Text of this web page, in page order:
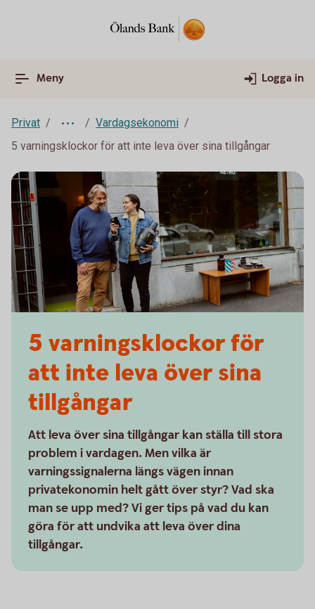
Meny Logga in
Privat
Vardagsekonomi
5 varningsklockor för att inte leva över sina tillgångar
5 varnings­klockor för
att inte leva över sina
tillgångar
Att leva över sina tillgångar kan ställa till stora
problem i vardagen. Men vilka är
varningssignalerna längs vägen innan
privatekonomin helt gått över styr? Vad ska
man se upp med? Vi ger tips på vad du kan
göra för att undvika att leva över dina
tillgångar.